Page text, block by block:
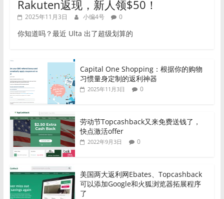
Rakuten返现，新人领$50！
2025年11月3日 小编4号 0
你知道吗？最近 Ulta 出了超级划算的
Capital One Shopping：根据你的购物
习惯量身定制的返利神器
2025年11月3日 0
劳动节Topcashback又来免费送钱了，
快点激活offer
2022年9月3日 0
美国两大返利网Ebates、Topcashback
可以添加Google和火狐浏览器拓展程序
了